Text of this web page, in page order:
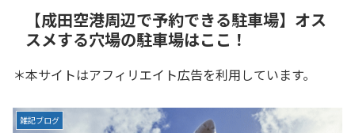
【成田空港周辺で予約できる駐車場】オス
スメする穴場の駐車場はここ！
＊本サイトはアフィリエイト広告を利用しています。
雑記ブログ